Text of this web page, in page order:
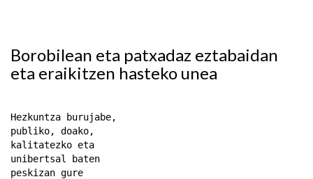
Borobilean eta patxadaz eztabaidan
eta eraikitzen hasteko unea
Hezkuntza burujabe,
publiko, doako,
kalitatezko eta
unibertsal baten
peskizan gure